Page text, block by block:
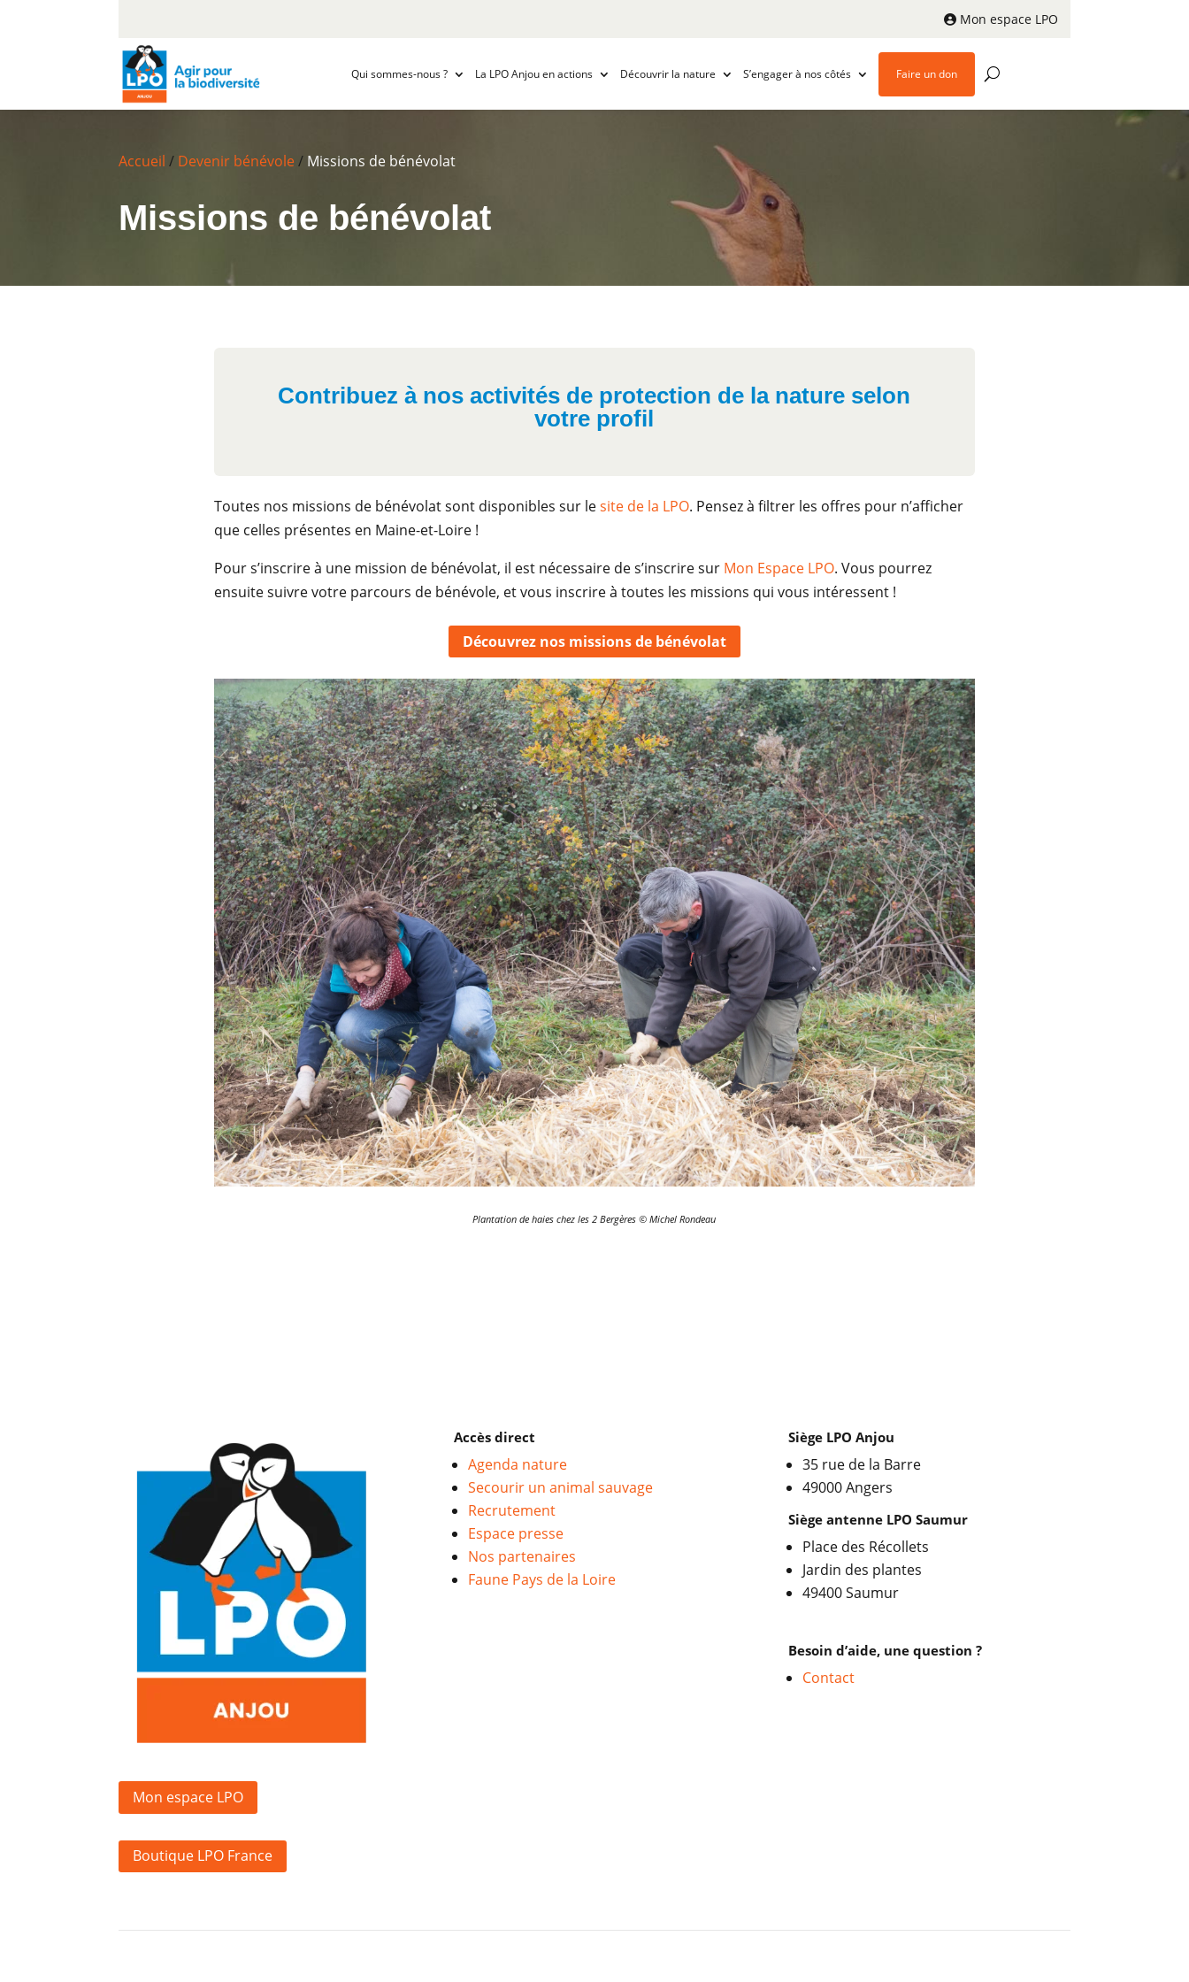
Mon espace LPO
Qui sommes-nous ? La LPO Anjou en actions Découvrir la nature S’engager à nos côtés Faire un don
Accueil / Devenir bénévole / Missions de bénévolat
Missions de bénévolat
Contribuez à nos activités de protection de la nature selon
votre profil
Toutes nos missions de bénévolat sont disponibles sur lesite de la LPO. Pensez à filtrer les offres pour n’afficher
que celles présentes en Maine-et-Loire !
Pour s’inscrire à une mission de bénévolat, il est nécessaire de s’inscrire sur Mon Espace LPO. Vous pourrez
ensuite suivre votre parcours de bénévole, et vous inscrire à toutes les missions qui vous intéressent !
Découvrez nos missions de bénévolat
Plantation de haies chez les 2 Bergères © Michel Rondeau
Mon espace LPO
Boutique LPO France
Accès direct
Agenda nature
Secourir un animal sauvage
Recrutement
Espace presse
Nos partenaires
Faune Pays de la Loire
Siège LPO Anjou
35 rue de la Barre
49000 Angers
Siège antenne LPO Saumur
Place des Récollets
Jardin des plantes
49400 Saumur
Besoin d’aide, une question ?
Contact